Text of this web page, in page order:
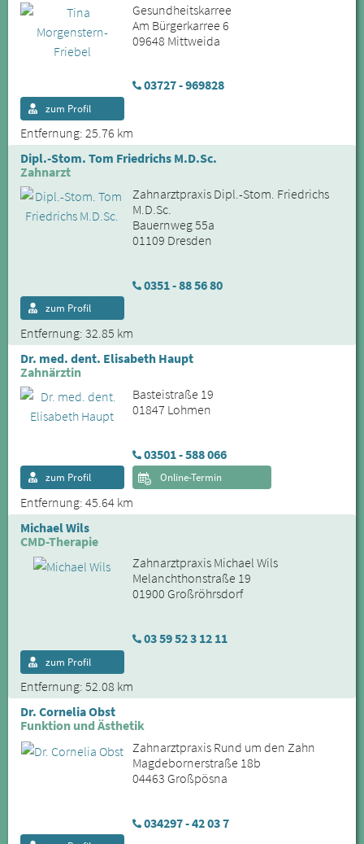
Gesundheitskarree
Am Bürgerkarree 6
09648 Mittweida
03727 - 969828
Entfernung: 25.76 km
zum Profil
Dipl.-Stom. Tom Friedrichs M.D.Sc.
Zahnarzt
Zahnarztpraxis Dipl.-Stom. Friedrichs
M.D.Sc.
Bauernweg 55a
01109 Dresden
0351 - 88 56 80
Entfernung: 32.85 km
zum Profil
Dr. med. dent. Elisabeth Haupt
Zahnärztin
Basteistraße 19
01847 Lohmen
03501 - 588 066
Entfernung: 45.64 km
zum Profil Online-Termin
Michael Wils
CMD-Therapie
Zahnarztpraxis Michael Wils
Melanchthonstraße 19
01900 Großröhrsdorf
03 59 52 3 12 11
Entfernung: 52.08 km
zum Profil
Dr. Cornelia Obst
Funktion und Ästhetik
Zahnarztpraxis Rund um den Zahn
Magdebornerstraße 18b
04463 Großpösna
034297 - 42 03 7